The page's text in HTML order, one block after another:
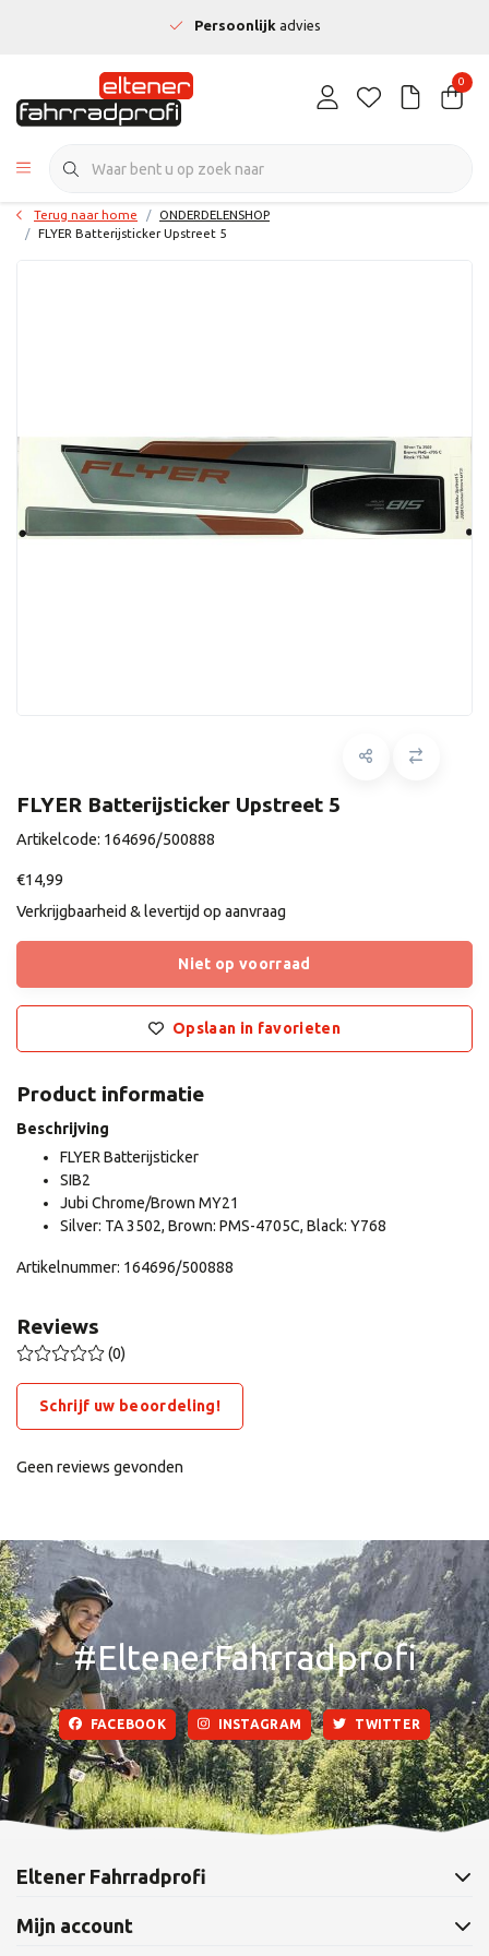
Persoonlijkadvies
0
Terug naar home
ONDERDELENSHOP
FLYER Batterijsticker Upstreet 5
FLYER Batterijsticker Upstreet 5
Artikelcode: 164696/500888
€14,99
Verkrijgbaarheid & levertijd op aanvraag
Niet op voorraad
Opslaan in favorieten
Product informatie
Beschrijving
FLYER Batterijsticker
SIB2
Jubi Chrome/Brown MY21
Silver: TA 3502, Brown: PMS-4705C, Black: Y768
Artikelnummer: 164696/500888
Reviews
(0)
Schrijf uw beoordeling!
Geen reviews gevonden
#EltenerFahrradprofi
FACEBOOK INSTAGRAM TWITTER
Eltener Fahrradprofi
Mijn account